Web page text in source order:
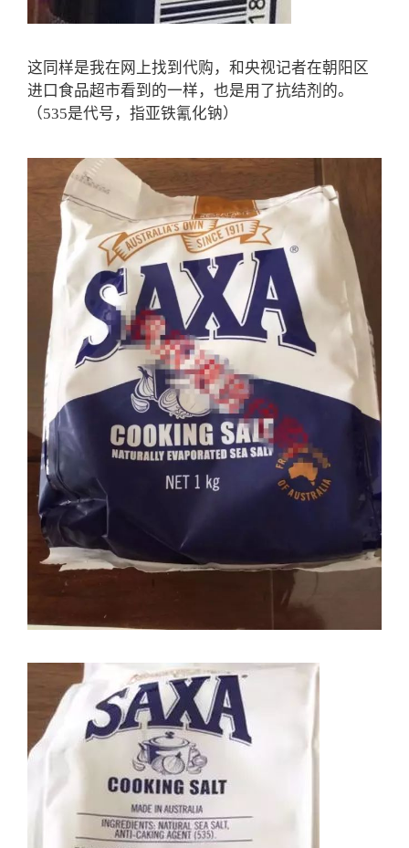
这同样是我在网上找到代购，和央视记者在朝阳区
进口食品超市看到的一样，也是用了抗结剂的。
（535是代号，指亚铁氰化钠）